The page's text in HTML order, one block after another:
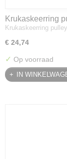
Krukaskeerring
Deere - 119934-
Krukaskeerring
€ 24,74
✓ Op voorraad
IN